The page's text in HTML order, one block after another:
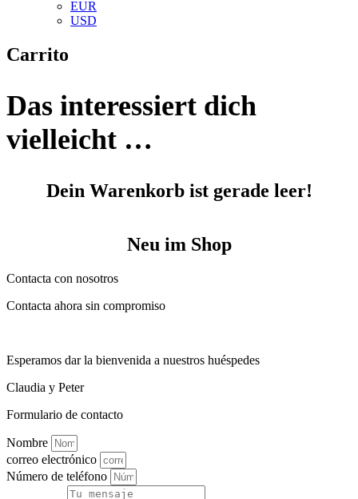
EUR
USD
Carrito
Das interessiert dich
vielleicht …
Dein Warenkorb ist gerade leer!
Neu im Shop
Contacta con nosotros
Contacta ahora sin compromiso
Esperamos dar la bienvenida a nuestros huéspedes
Claudia y Peter
Formulario de contacto
Nombre
correo electrónico
Número de teléfono